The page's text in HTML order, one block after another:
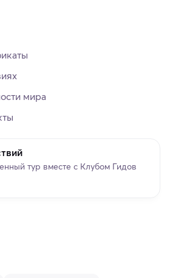
мира
тур вместе с Клубом Гидов